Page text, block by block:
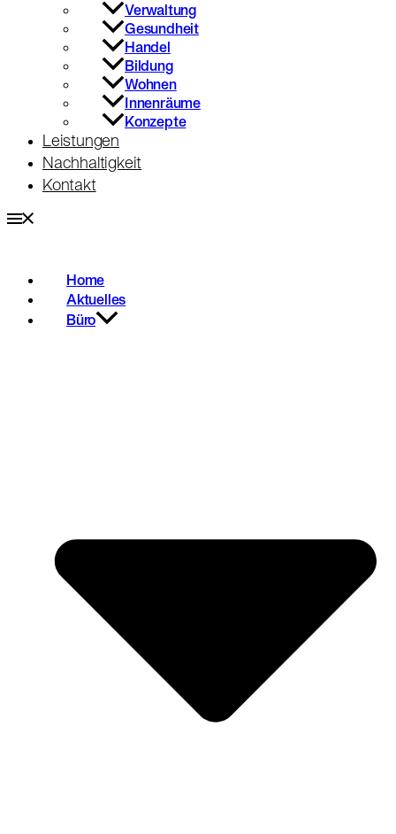
Verwaltung
Gesundheit
Handel
Bildung
Wohnen
Innenräume
Konzepte
Leistungen
Nachhaltigkeit
Kontakt
Home
Aktuelles
Büro